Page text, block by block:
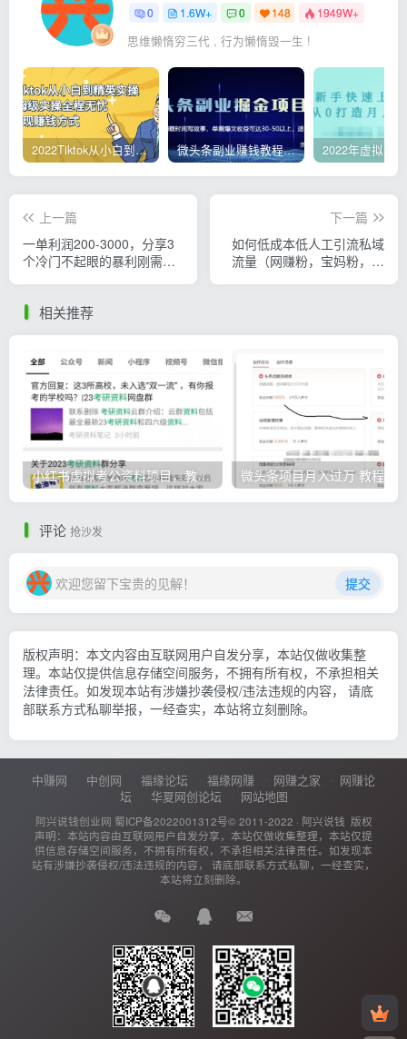
0 1.6W+ 0 148 1949W+
思维懒惰穷三代 , 行为懒惰毁一生 !
2022Tiktok从小白到精英实操，0-1保姆级实操全程无忧，多种变现赚钱方式 微头条副业赚钱教程，项目单号单天做到50-100+收益
上一篇
一单利润200-3000，分享3
个冷门不起眼的暴利刚需副
下一篇
如何低成本低人工引流私域
流量（网赚粉，宝妈粉，购
相关推荐
小红书虚拟考公资料项目，教资项目轻松月入过万的核心玩法
评论 抢沙发
欢迎您留下宝贵的见解！ 提交
版权声明：本文内容由互联网用户自发分享，本站仅做收集整
理。本站仅提供信息存储空间服务，不拥有所有权，不承担相关
法律责任。如发现本站有涉嫌抄袭侵权/违法违规的内容， 请底
部联系方式私聊举报，一经查实，本站将立刻删除。
中赚网 中创网 福缘论坛 福缘网赚 网赚之家
网赚论
坛
华夏网创论坛 网站地图
阿兴说钱创业网 蜀ICP备2022001312号© 2011-2022 · 阿兴说钱 版权
声明：本站内容由互联网用户自发分享，本站仅做收集整理，本站仅提
供信息存储空间服务，不拥有所有权，不承担相关法律责任。如发现本
站有涉嫌抄袭侵权/违法违规的内容， 请底部联系方式私聊，一经查实，
本站将立刻删除。